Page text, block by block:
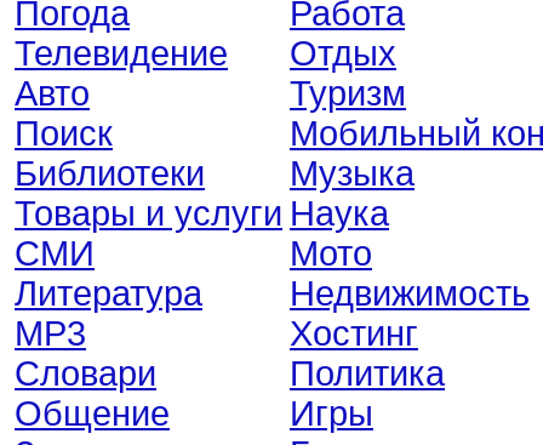
Погода
Телевидение
Авто
Поиск
Библиотеки
Товары и услуги
СМИ
Литература
MP3
Словари
Общение
Работа
Отдых
Туризм
Мобильный
Музыка
Наука
Мото
Недвижимость
Хостинг
Политика
Игры